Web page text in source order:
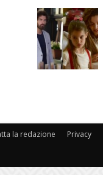
la redazione Privacy